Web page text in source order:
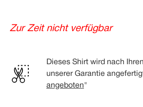
Zur Zeit nicht verfügbar
Dieses Shirt wird nach
unserer Garantie
angeboten"